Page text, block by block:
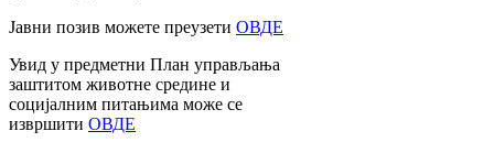
Јавни позив можете преузети ОВДЕ
Увид у предметни План управљања
заштитом животне средине и
социјалним питањима може се
извршити ОВДЕ